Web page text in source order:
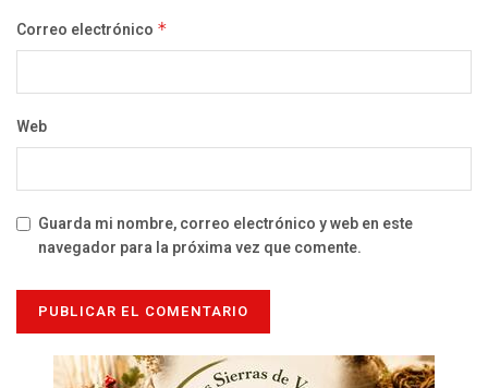
Correo electrónico *
Web
Guarda mi nombre, correo electrónico y web en este
navegador para la próxima vez que comente.